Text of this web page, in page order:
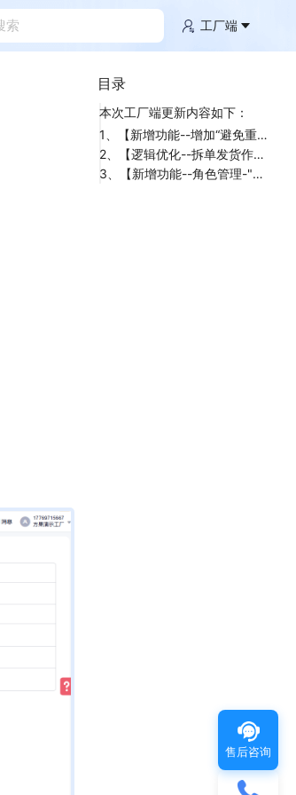
工厂端
目录
本次工厂端更新内容如下：
1、【新增功能--增加“避免重复审单设置”系统配置】
2、【逻辑优化--拆单发货作废后续子订单不再扣赠品费】
3、【新增功能--角色管理-"绩效统计节点"增加"PDA批次出库"选项】
售后咨询